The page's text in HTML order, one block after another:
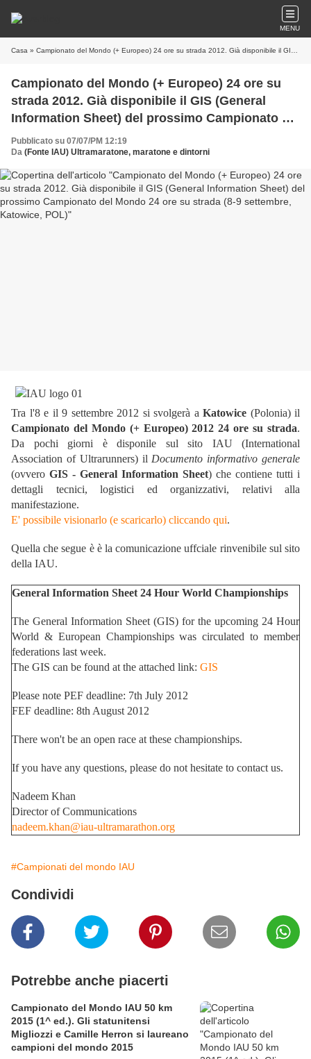
MENU
Casa » Campionato del Mondo (+ Europeo) 24 ore su strada 2012. Già disponibile il GIS (General Information Sheet) del prossimo Campionato del Mondo 24 ore su strada (8-9 settembre, Katowice, POL)
Campionato del Mondo (+ Europeo) 24 ore su
strada 2012. Già disponibile il GIS (General
Information Sheet) del prossimo Campionato del
Mondo 24 ore su strada (8-9 settembre,
Katowice, POL)
Pubblicato su 07/07/PM 12:19
Da (Fonte IAU) Ultramaratone, maratone e dintorni
Tra l'8 e il 9 settembre 2012 si svolgerà a Katowice (Polonia) il
Campionato del Mondo (+ Europeo) 2012 24 ore su strada.
Da pochi giorni è disponile sul sito IAU (International
Association of Ultrarunners) il Documento informativo generale
(ovvero GIS - General Information Sheet) che contiene tutti i
dettagli tecnici, logistici ed organizzativi, relativi alla
manifestazione.
E' possibile visionarlo (e scaricarlo) cliccando qui.
Quella che segue è è la comunicazione uffciale rinvenibile sul sito
della IAU.
General Information Sheet 24 Hour World Championships
The General Information Sheet (GIS) for the upcoming 24 Hour
World & European Championships was circulated to member
federations last week.
The GIS can be found at the attached link: GIS
Please note PEF deadline: 7th July 2012
FEF deadline: 8th August 2012
There won't be an open race at these championships.
If you have any questions, please do not hesitate to contact us.
Nadeem Khan
Director of Communications
nadeem.khan@iau-ultramarathon.org
#Campionati del mondo IAU
Condividi
Potrebbe anche piacerti
Campionato del Mondo IAU 50 km
2015 (1^ ed.). Gli statunitensi
Migliozzi e Camille Herron si laureano
campioni del mondo 2015